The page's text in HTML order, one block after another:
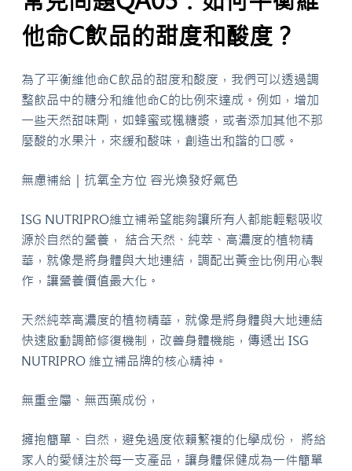
他命C飲品的甜度和酸度？
為了平衡維他命C飲品的甜度和酸度，我們可以透過調
整飲品中的糖分和維他命C的比例來達成。例如，增加
一些天然甜味劑，如蜂蜜或楓糖漿，或者添加其他不那
麼酸的水果汁，來緩和酸味，創造出和諧的口感。
無慮補給｜抗氧全方位 容光煥發好氣色
ISG NUTRIPRO維立補希望能夠讓所有人都能輕鬆吸收
源於自然的營養， 結合天然、純萃、高濃度的植物精
華，就像是將身體與大地連結，調配出黃金比例用心製
作，讓營養價值最大化。
天然純萃高濃度的植物精華，就像是將身體與大地連結
快速啟動調節修復機制，改善身體機能，傳遞出 ISG
NUTRIPRO 維立補品牌的核心精神。
無重金屬、無西藥成份，
擁抱簡單、自然，避免過度依賴繁複的化學成份， 將給
家人的愛傾注於每一支產品，讓身體保健成為一件簡單